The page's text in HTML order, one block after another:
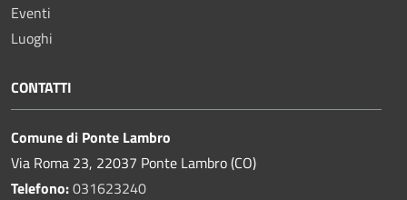
Eventi
Luoghi
CONTATTI
Comune di Ponte Lambro
Via Roma 23, 22037 Ponte Lambro (CO)
Telefono:031623240